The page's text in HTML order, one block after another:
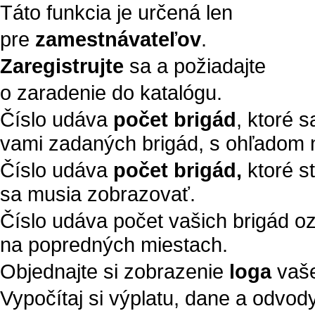
Táto funkcia je určená len
pre zamestnávateľov.
Zaregistrujte sa a požiadajte
o zaradenie do katalógu.
Číslo udáva počet brigád, ktoré
vami zadaných brigád, s ohľadom
Číslo udáva počet brigád, ktoré
sa musia zobrazovať.
Číslo udáva počet vašich brigád
na popredných miestach.
Objednajte si zobrazenie loga
Vypočítaj si výplatu, dane a